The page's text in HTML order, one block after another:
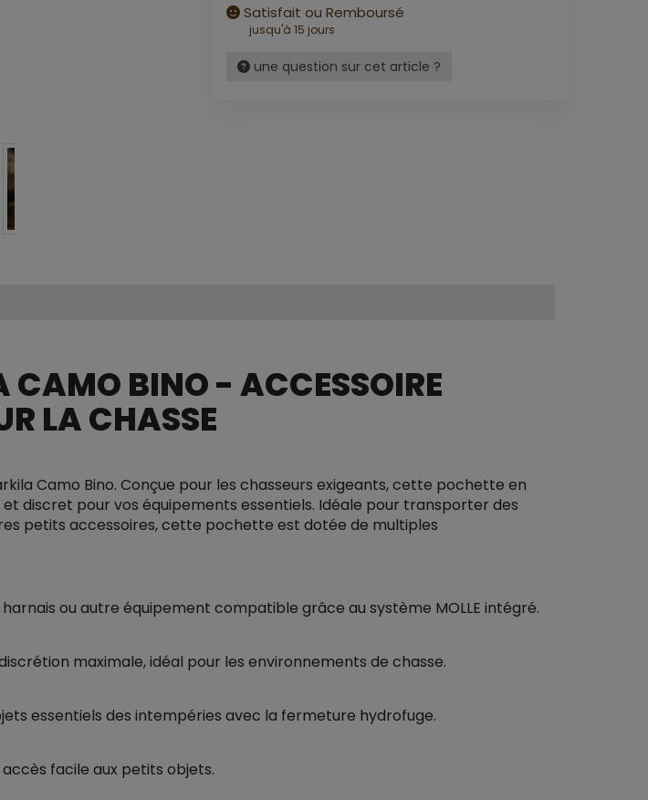
Satisfait ou Remboursé
jusqu'à 15 jours
une question sur cet article ?
CAMO BINO - ACCESSOIRE
LA CHASSE
Camo Bino. Conçue pour les chasseurs exigeants, cette pochette en
discret pour vos équipements essentiels. Idéale pour transporter des
petits accessoires, cette pochette est dotée de multiples
ou autre équipement compatible grâce au système MOLLE intégré.
maximale, idéal pour les environnements de chasse.
essentiels des intempéries avec la fermeture hydrofuge.
facile aux petits objets.